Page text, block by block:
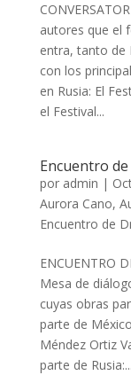
autores que el
entra, tanto de
con los
en Rusia: El
el Festival...
Encuentro
por admin |
Aurora Cano,
Encuentro de
ENCUENTRO
Mesa de
cuyas obras
parte de
Méndez Ortiz
parte de Rusia:...